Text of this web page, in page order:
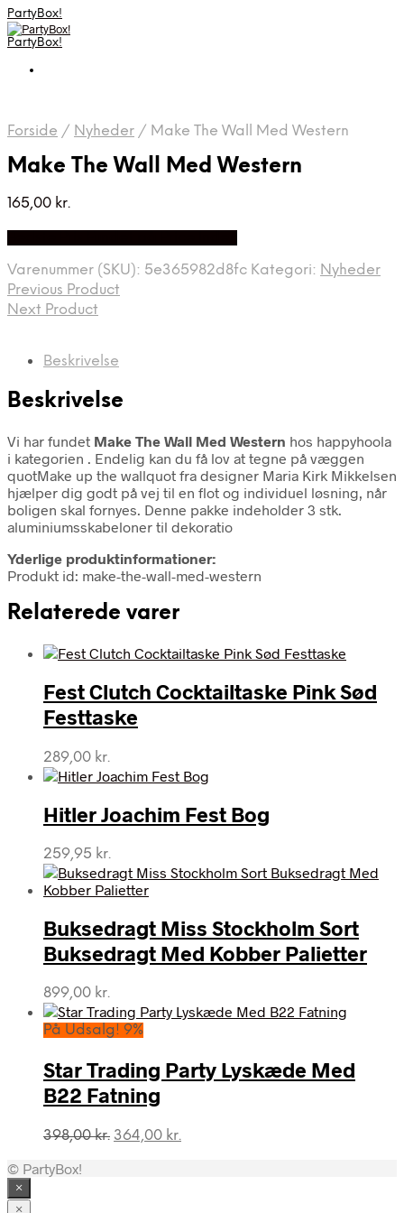
PartyBox!
PartyBox!
Forside / Nyheder / Make The Wall Med Western
Make The Wall Med Western
165,00 kr.
Varenummer (SKU): 5e365982d8fc Kategori: Nyheder
Previous Product
Next Product
Beskrivelse
Beskrivelse
Vi har fundet Make The Wall Med Western hos happyhoola
i kategorien . Endelig kan du få lov at tegne på væggen
quotMake up the wallquot fra designer Maria Kirk Mikkelsen
hjælper dig godt på vej til en flot og individuel løsning, når
boligen skal fornyes. Denne pakke indeholder 3 stk.
aluminiumsskabeloner til dekoratio
Yderlige produktinformationer:
Produkt id: make-the-wall-med-western
Relaterede varer
Fest Clutch Cocktailtaske Pink Sød
Festtaske
289,00 kr.
Hitler Joachim Fest Bog
259,95 kr.
Buksedragt Miss Stockholm Sort
Buksedragt Med Kobber Palietter
899,00 kr.
På Udsalg! 9%
Star Trading Party Lyskæde Med
B22 Fatning
398,00kr. Den
364,00 kr.
© PartyBox!
×
×